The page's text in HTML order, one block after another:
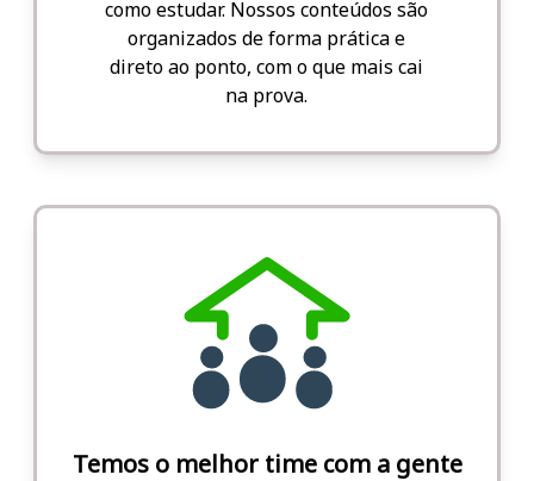
como estudar. Nossos conteúdos são
organizados de forma prática e
direto ao ponto, com o que mais cai
na prova.
Temos o melhor time com a gente